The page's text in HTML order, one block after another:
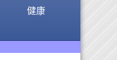
健康